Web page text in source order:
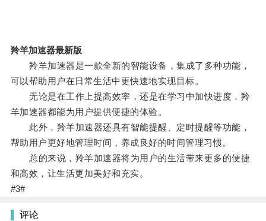
羚羊加速器最新版
羚羊加速器是一款全新的智能设备，集成了多种功能，
可以帮助用户在日常生活中更快速地实现目标。
无论是在工作上提高效率，还是在学习中加快进度，羚
羊加速器都能为用户提供便捷的体验。
此外，羚羊加速器还具有智能提醒、定时提醒等功能，
帮助用户更好地管理时间，养成良好的时间管理习惯。
总的来说，羚羊加速器将为用户的生活带来更多的便捷
和高效，让生活更加美好和充实。
#3#
评论